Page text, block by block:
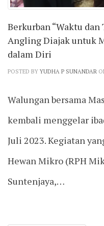
Berkurban “Waktu dan
Angling Diajak untuk
dalam Diri
POSTED BY YUDHA P SUNANDAR
Walungan bersama
kembali menggelar
Juli 2023. Kegiatan
Hewan Mikro (RPH
Suntenjaya,…